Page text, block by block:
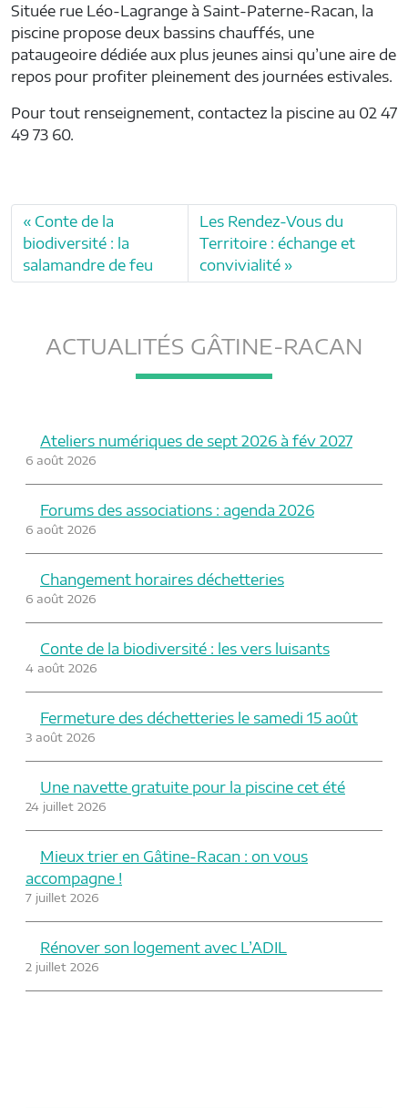
Située rue Léo-Lagrange à Saint-Paterne-Racan, la
piscine propose deux bassins chauffés, une
pataugeoire dédiée aux plus jeunes ainsi qu’une aire de
repos pour profiter pleinement des journées estivales.
Pour tout renseignement, contactez la piscine au 02 47
49 73 60.
Conte de la
biodiversité : la
salamandre de feu
Les Rendez-Vous du
Territoire : échange et
convivialité
ACTUALITÉS GÂTINE-RACAN
Ateliers numériques de sept 2026 à fév 2027
6 août 2026
Forums des associations : agenda 2026
6 août 2026
Changement horaires déchetteries
6 août 2026
Conte de la biodiversité : les vers luisants
4 août 2026
Fermeture des déchetteries le samedi 15 août
3 août 2026
Une navette gratuite pour la piscine cet été
24 juillet 2026
Mieux trier en Gâtine-Racan : on vous
accompagne !
7 juillet 2026
Rénover son logement avec L’ADIL
2 juillet 2026